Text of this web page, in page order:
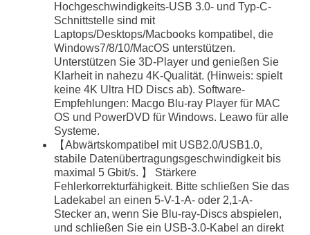
Hochgeschwindigkeits-USB 3.0- und Typ-C-
Schnittstelle sind mit
Laptops/Desktops/Macbooks kompatibel, die
Windows7/8/10/MacOS unterstützen.
Unterstützen Sie 3D-Player und genießen Sie
Klarheit in nahezu 4K-Qualität. (Hinweis: spielt
keine 4K Ultra HD Discs ab). Software-
Empfehlungen: Macgo Blu-ray Player für MAC
OS und PowerDVD für Windows. Leawo für alle
Systeme.
【Abwärtskompatibel mit USB2.0/USB1.0,
stabile Datenübertragungsgeschwindigkeit bis
maximal 5 Gbit/s. 】 Stärkere
Fehlerkorrekturfähigkeit. Bitte schließen Sie das
Ladekabel an einen 5-V-1-A- oder 2,1-A-
Stecker an, wenn Sie Blu-ray-Discs abspielen,
und schließen Sie ein USB-3.0-Kabel an direkt